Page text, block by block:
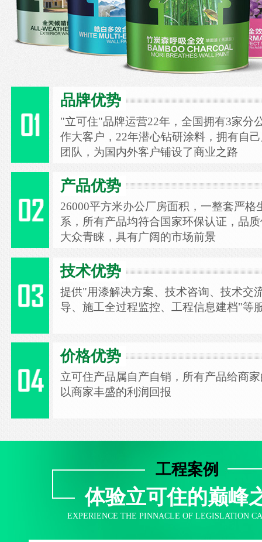
品牌优势
"立可住"品牌运营22年，全国拥有3家分
作大客户，22年潜心钻研涂料，拥有自
团队，为国内外客户铺设了商业之路
产品优势
26000平方米办公厂房面积，一整套严格
系，所有产品均符合国家环保认证，品
大众青睐，具有广阔的市场前景
技术优势
提供"用漆解决方案、技术咨询、技术交
导、施工全过程监控、工程信息建档"等
价格优势
立可住产品属自产自销，所有产品给商
以商家丰盛的利润回报
工程案例
体验立可住的巅峰
EXPERIENCE THE PINNACLE OF LEGISLATION